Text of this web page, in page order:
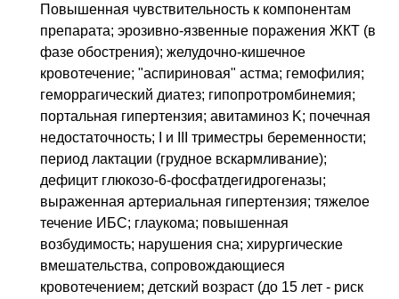
Повышенная чувствительность к компонентам
препарата; эрозивно-язвенные поражения ЖКТ (в
фазе обострения); желудочно-кишечное
кровотечение; "аспириновая" астма; гемофилия;
геморрагический диатез; гипопротромбинемия;
портальная гипертензия; авитаминоз K; почечная
недостаточность; I и III триместры беременности;
период лактации (грудное вскармливание);
дефицит глюкозо-6-фосфатдегидрогеназы;
выраженная артериальная гипертензия; тяжелое
течение ИБС; глаукома; повышенная
возбудимость; нарушения сна; хирургические
вмешательства, сопровождающиеся
кровотечением; детский возраст (до 15 лет - риск